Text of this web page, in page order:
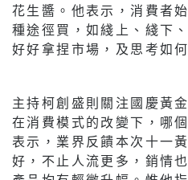
花生醬。他表示，消費者
種途徑買，如綫上、綫下
好好拿捏市場，及思考如
主持柯創盛則關注國慶黃
在消費模式的改變下，哪
表示，業界反饋本次十一
好，不止人流更多，銷情